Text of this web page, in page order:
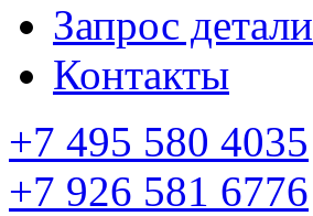
Запрос детали
Контакты
+7 495 580 4035
+7 926 581 6776